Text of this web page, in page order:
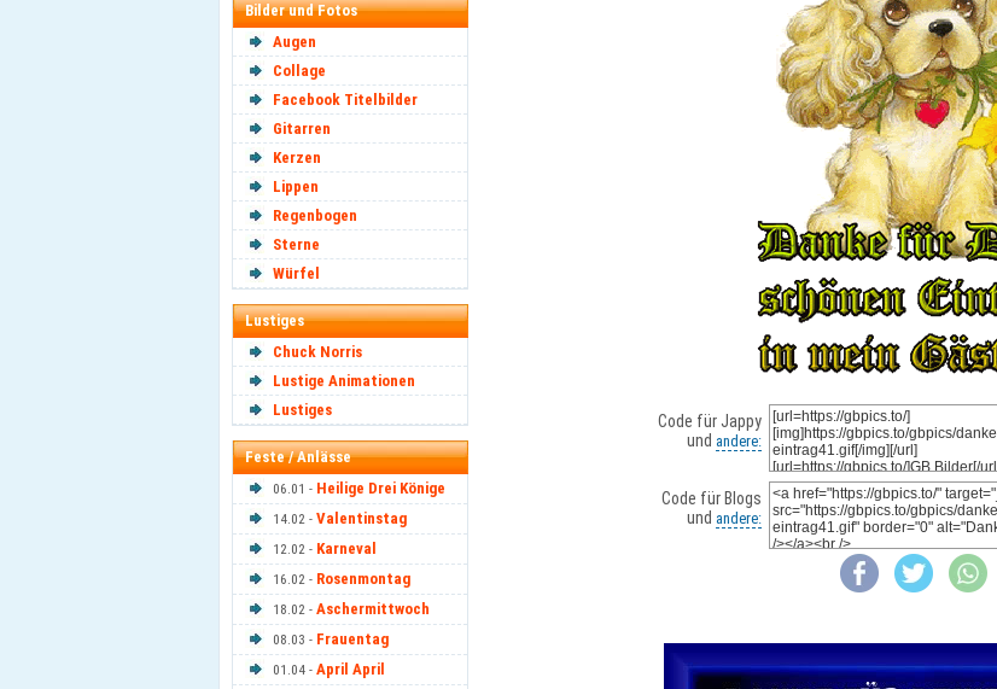
Bilder und Fotos
Augen
Collage
Facebook Titelbilder
Gitarren
Kerzen
Lippen
Regenbogen
Sterne
Würfel
Lustiges
Chuck Norris
Lustige Animationen
Lustiges
Feste / Anlässe
06.01 - Heilige Drei Könige
14.02 - Valentinstag
12.02 - Karneval
16.02 - Rosenmontag
18.02 - Aschermittwoch
08.03 - Frauentag
01.04 - April April
Code für Jappy
und andere:
Code für Blogs
und andere: